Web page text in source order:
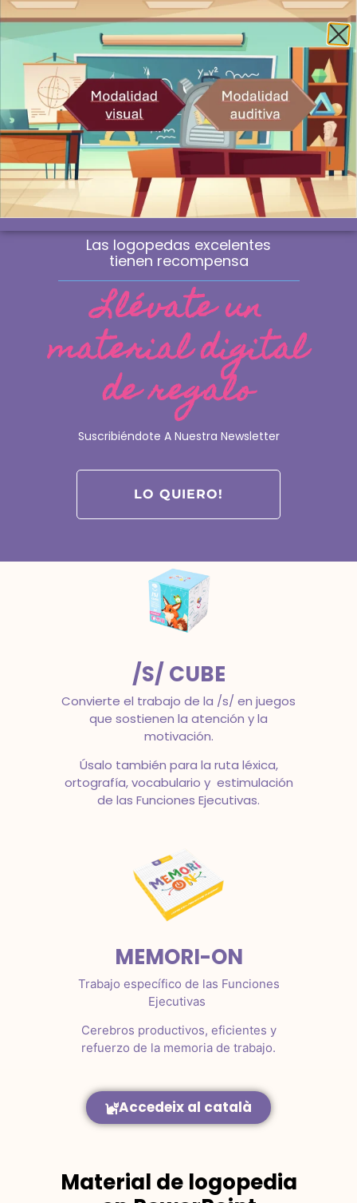
Envío gratis a la península a partir de 60€
¿Profesional? Compra sin IVA
WhatsApp
0
Material de logopedia
manipulativo
Las sesiones que marcan la diferencia
no se improvisan. Se eligen.
FONOCUBE
La tranquilidad de trabajar todos los
objetivos clave de la conciencia
Intervención en dislexia
/S/ CUBE
Convierte el trabajo de la /s/ en juegos
que sostienen la atención y la
motivación.
Úsalo también para la ruta léxica,
ortografía, vocabulario y estimulación
de las Funciones Ejecutivas.
MEMORI-ON
Trabajo específico de las Funciones
Ejecutivas
Cerebros productivos, eficientes y
refuerzo de la memoria de trabajo.
Accedeix al català
Material de logopedia
Las logopedas excelentes
tienen recompensa
Llévate un
material digital
de regalo
Suscribiéndote A Nuestra Newsletter
LO QUIERO!